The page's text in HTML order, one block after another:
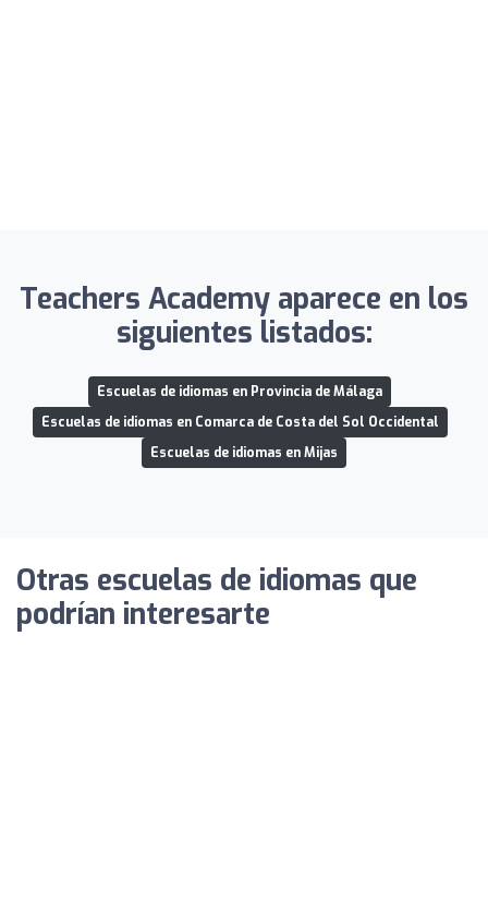
Teachers Academy aparece en los
siguientes listados:
Escuelas de idiomas en Provincia de Málaga
Escuelas de idiomas en Comarca de Costa del Sol Occidental
Escuelas de idiomas en Mijas
Otras escuelas de idiomas que
podrían interesarte